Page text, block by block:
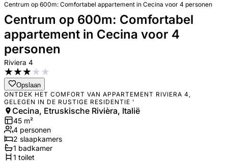
Centrum op 600m: Comfortabel appartement in Cecina voor 4 personen
Centrum op 600m: Comfortabel
appartement in Cecina voor 4
personen
Riviera 4
★★★★★
Opslaan
ONTDEK HET COMFORT VAN APPARTEMENT RIVIERA 4,
GELEGEN IN DE RUSTIGE RESIDENTIE '
Cecina, Etruskische Rivièra, Italië
45 m²
4 personen
2 slaapkamers
1 badkamer
1 toilet